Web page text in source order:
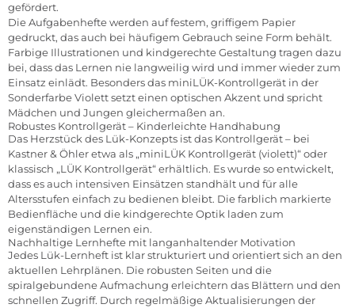
gefördert.
Die Aufgabenhefte werden auf festem, griffigem Papier
gedruckt, das auch bei häufigem Gebrauch seine Form behält.
Farbige Illustrationen und kindgerechte Gestaltung tragen dazu
bei, dass das Lernen nie langweilig wird und immer wieder zum
Einsatz einlädt. Besonders das miniLÜK-Kontrollgerät in der
Sonderfarbe Violett setzt einen optischen Akzent und spricht
Mädchen und Jungen gleichermaßen an.
Robustes Kontrollgerät – Kinderleichte Handhabung
Das Herzstück des Lük-Konzepts ist das Kontrollgerät – bei
Kastner & Öhler etwa als „miniLÜK Kontrollgerät (violett)“ oder
klassisch „LÜK Kontrollgerät“ erhältlich. Es wurde so entwickelt,
dass es auch intensiven Einsätzen standhält und für alle
Altersstufen einfach zu bedienen bleibt. Die farblich markierte
Bedienfläche und die kindgerechte Optik laden zum
eigenständigen Lernen ein.
Nachhaltige Lernhefte mit langanhaltender Motivation
Jedes Lük-Lernheft ist klar strukturiert und orientiert sich an den
aktuellen Lehrplänen. Die robusten Seiten und die
spiralgebundene Aufmachung erleichtern das Blättern und den
schnellen Zugriff. Durch regelmäßige Aktualisierungen der